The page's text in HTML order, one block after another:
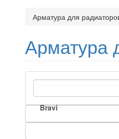
Арматура для
Арматура
Bravi